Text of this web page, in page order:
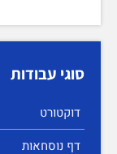
סוגי עבודות
דוקטורט
דף נוסחאות